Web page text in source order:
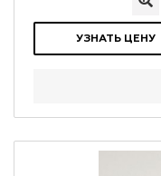
УЗНАТЬ ЦЕНУ